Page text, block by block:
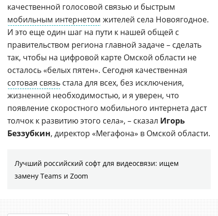
качественной голосовой связью и быстрым
мобильным интернетом жителей села Новоягодное.
И это еще один шаг на пути к нашей общей с
правительством региона главной задаче – сделать
так, чтобы на цифровой карте Омской области не
осталось «белых пятен». Сегодня качественная
сотовая связь стала для всех, без исключения,
жизненной необходимостью, и я уверен, что
появление скоростного мобильного интернета даст
толчок к развитию этого села», – сказал Игорь
Беззубкин, директор «Мегафона» в Омской области.
Лучший российский софт для видеосвязи: ищем
замену Teams и Zoom